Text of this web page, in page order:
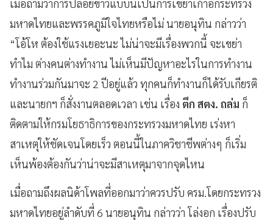
เมื่อถามว่าการปล่อยข่าวแบบนี้เป็นการเขย่าเก้าอี้กระทรวง
มหาดไทยและพรรคภูมิใจไทยหรือไม่ นายอนุทิน กล่าวว่า
“โอ้โห ต้องใช้แรงเยอะนะ ไม่น่าจะมีเรื่องพวกนี้ จะเขย่า
ทำไม ต่างคนต่างทำงาน ไม่เห็นมีปัญหาอะไรในการทำงาน
ทำงานร่วมกันมาจะ 2 ปีอยู่แล้ว ทุกคนก็ทำงานก็ได้รับเกียรติ
และนายกฯ ก็สั่งงานตลอดเวลา เช่น เรื่อง ตึก สตง. ถล่ม ก็
ติดตามให้กรมโยธาธิการของกระทรวงมหาดไทย เร่งหา
สาเหตุให้ชัดเจนโดยเร็ว ตอนนี้ในภาควิชาชีพต่างๆ ก็เริ่ม
เห็นพ้องต้องกันว่าน่าจะมีสาเหตุมาจากจุดไหน
เมื่อถามถึงผลนิด้าโพลที่ออกมาว่าควรปรับ ครม.โดยกระทรวง
มหาดไทยอยู่ลำดับที่ 6 นายอนุทิน กล่าวว่า โล่งอก เรื่องปรับ